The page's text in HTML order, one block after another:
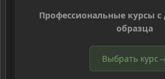
Профессиональные курсы
образца
Выбрать курс